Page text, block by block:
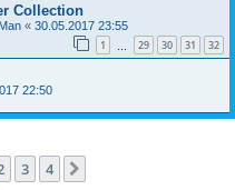
Collection
« 30.05.2017 23:55
1 29 30 31 32
22:50
3 4